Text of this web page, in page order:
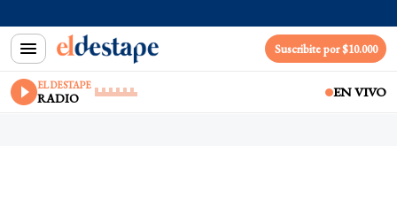
Suscribite por $10.000
EL DESTAPE
RADIO EN VIVO